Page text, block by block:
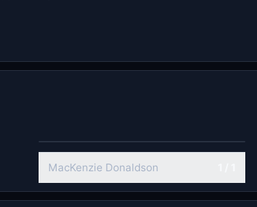
MacKenzie Donaldson